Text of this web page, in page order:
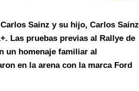
Sainz y su hijo, Carlos Sainz
Las pruebas previas al Rallye de
un homenaje familiar al
en la arena con la marca Ford